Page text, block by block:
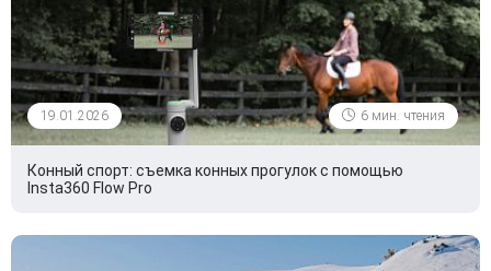
19.01.2026 6 мин. чтения
Конный спорт: съемка конных прогулок с помощью
Insta360 Flow Pro